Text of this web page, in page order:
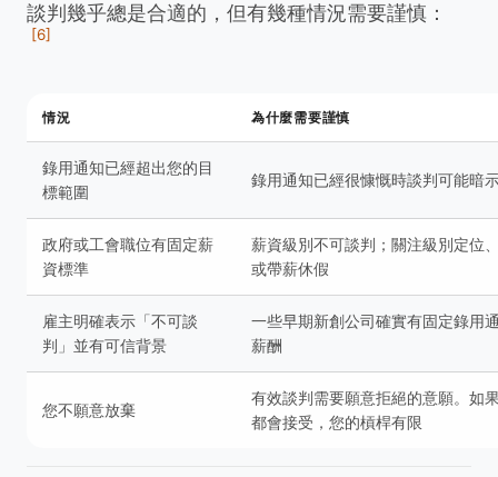
談判幾乎總是合適的，但有幾種情況需要謹慎：
[6]
情況 為什麼需要謹慎
錄用通知已經超出您的目
標範圍
錄用通知已經很慷慨時談判可能暗
政府或工會職位有固定薪
資標準
薪資級別不可談判；關注級別定位
或帶薪休假
雇主明確表示「不可談
判」並有可信背景
一些早期新創公司確實有固定錄用
薪酬
您不願意放棄
有效談判需要願意拒絕的意願。如
都會接受，您的槓桿有限